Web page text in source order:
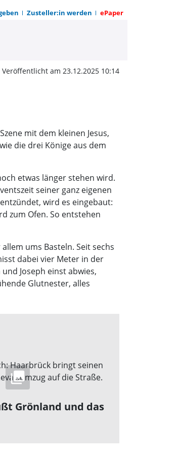
Zusteller:in werden ePaper
in Miniatur |
Veröffentlicht am 23.12.2025 10:14
mit dem kleinen Jesus,
die drei Könige aus dem
etwas länger stehen wird.
seiner ganz eigenen
wird es eingebaut:
zum Ofen. So entstehen
ums Basteln. Seit sechs
dabei vier Meter in der
Joseph einst abwies,
Glutnester, alles
Grönland und das